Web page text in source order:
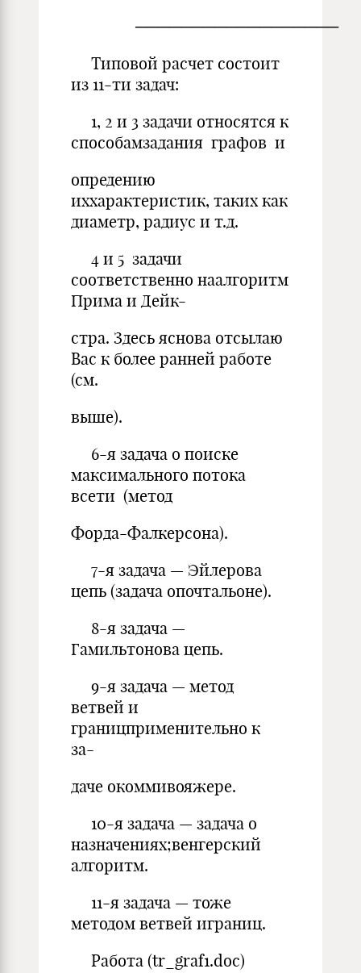
──────────────────
Типовой расчет состоит
из 11-ти задач:
1, 2 и 3 задачи относятся к
способамзадания графов и
опредению
иххарактеристик, таких как
диаметр, радиус и т.д.
4 и 5 задачи
соответственно наалгоритм
Прима и Дейк-
стра. Здесь яснова отсылаю
Вас к более ранней работе
(см.
выше).
6-я задача о поиске
максимального потока
всети (метод
Форда-Фалкерсона).
7-я задача — Эйлерова
цепь (задача опочтальоне).
8-я задача —
Гамильтонова цепь.
9-я задача — метод
ветвей и
границприменительно к
за-
даче окоммивояжере.
10-я задача — задача о
назначениях;венгерский
алгоритм.
11-я задача — тоже
методом ветвей играниц.
Работа (tr_graf1.doc)